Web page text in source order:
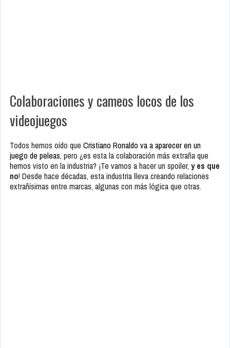
Colaboraciones y cameos locos de los
videojuegos
Todos hemos oído que Cristiano Ronaldo va a aparecer en un
juego de peleas, pero ¿es esta la colaboración más extraña que
hemos visto en la industria? ¡Te vamos a hacer un spoiler, y es que
no! Desde hace décadas, esta industria lleva creando relaciones
extrañísimas entre marcas, algunas con más lógica que otras.